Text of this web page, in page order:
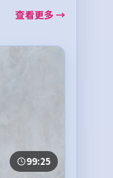
查看更多 →
99:25